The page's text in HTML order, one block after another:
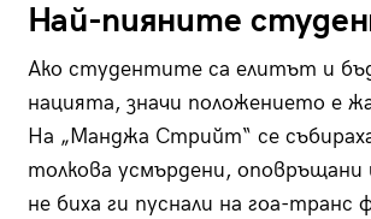
Най-пияните
Ако студентите са елитът и
нацията, значи положението е
На „Манджа Стрийт“ се
толкова усмърдени, оповръщани
не биха ги пуснали на гоа-транс